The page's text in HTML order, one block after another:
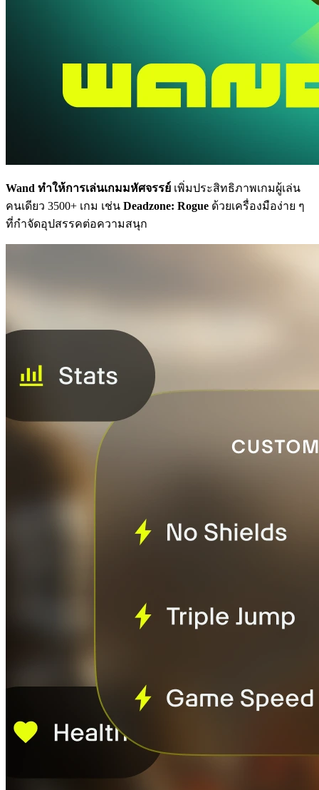
Wand ทำให้การเล่นเกมมหัศจรรย์ เพิ่มประสิทธิภาพเกมผู้เล่น
คนเดียว 3500+ เกม เช่น Deadzone: Rogue ด้วยเครื่องมือง่าย ๆ
ที่กำจัดอุปสรรคต่อความสนุก